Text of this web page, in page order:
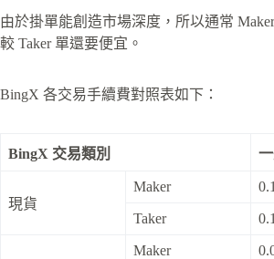
由於掛單能創造市場深度，所以通常
較 Taker 單還要便宜。
BingX 各交易手續費對照表如下：
BingX 交易類別
現貨
Maker
Taker
Maker